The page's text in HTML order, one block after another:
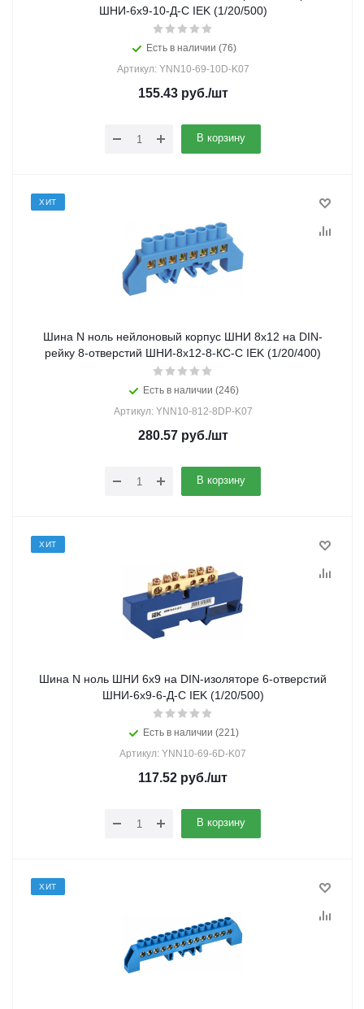
ШНИ-6х9-10-Д-С IEK (1/20/500)
Есть в наличии (76)
Артикул: YNN10-69-10D-K07
155.43руб./шт
В корзину
ХИТ
Шина N ноль нейлоновый корпус ШНИ 8х12 на DIN-
рейку 8-отверстий ШНИ-8х12-8-КС-С IEK (1/20/400)
Есть в наличии (246)
Артикул: YNN10-812-8DP-K07
280.57руб./шт
В корзину
ХИТ
Шина N ноль ШНИ 6х9 на DIN-изоляторе 6-отверстий
ШНИ-6х9-6-Д-С IEK (1/20/500)
Есть в наличии (221)
Артикул: YNN10-69-6D-K07
117.52 руб./шт
В корзину
ХИТ